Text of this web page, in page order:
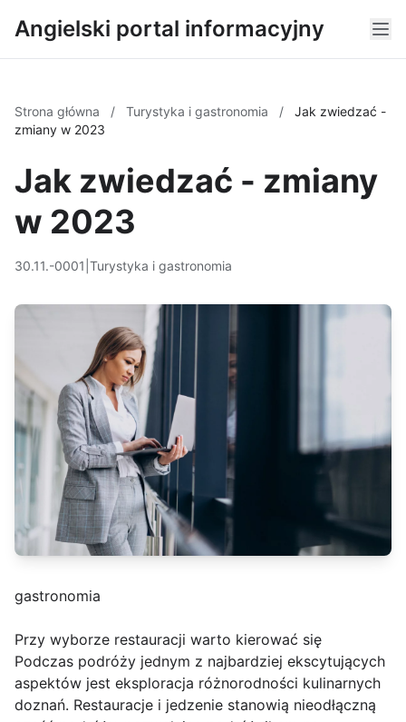
Angielski portal informacyjny
Strona główna / Turystyka i gastronomia /
Jak zwiedzać -
zmiany w 2023
Jak zwiedzać - zmiany
w 2023
30.11.-0001 Turystyka i gastronomia
gastronomia
Przy wyborze restauracji warto kierować się
Podczas podróży jednym z najbardziej ekscytujących
aspektów jest eksploracja różnorodności kulinarnych
doznań. Restauracje i jedzenie stanowią nieodłączną